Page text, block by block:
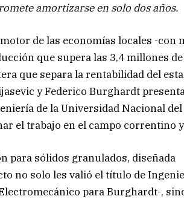
amortizarse en solo dos años.
de las economías locales -con
que supera las 3,4 millones
que separa la rentabilidad del
y Federico Burghardt
de la Universidad Nacional
el trabajo en el campo correntino
para sólidos granulados, diseñada
no solo les valió el título de
para Burghardt-,